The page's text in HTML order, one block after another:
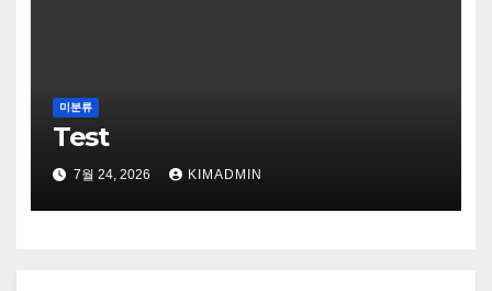
미분류
Test
7월 24, 2026 KIMADMIN